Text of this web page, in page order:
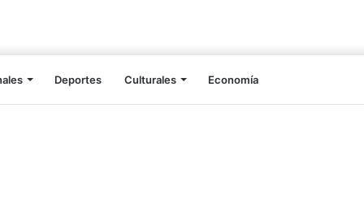
Deportes Culturales Economía